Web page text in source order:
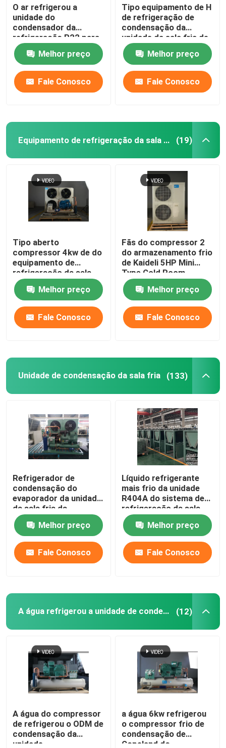
O ar refrigerou a
unidade do
condensador da
refrigeração R22 para
a série de Coolroom PC
Melhor preço
Fale Conosco
Tipo equipamento de H
de refrigeração de
condensação da
unidade da sala fria de
R507/R404A
MonoblockMelhor preço
Fale Conosco
Equipamento de refrigeração da sala fria (19)
Tipo aberto
compressor 4kw de do
equipamento de
refrigeração da sala
fria
Melhor preço
Fale Conosco
Fãs do compressor 2
do armazenamento frio
de Kaideli 5HP Mini
Type Cold Room
Equipment
Melhor preço
Fale Conosco
Unidade de condensação da sala fria (133)
Refrigerador de
condensação do
evaporador da unidade
da sala fria da
temperatura de Kaideli
único Melhor preço
Fale Conosco
Líquido refrigerante
mais frio da unidade
R404A do sistema de
refrigeração da sala
fria do CE de Kaideli
Melhor preço
Fale Conosco
A água refrigerou a unidade de condensação (12)
A água do compressor
de refrigerou o ODM de
condensação da
unidade
a água 6kw refrigerou
o compressor frio de
condensação de
Copeland do